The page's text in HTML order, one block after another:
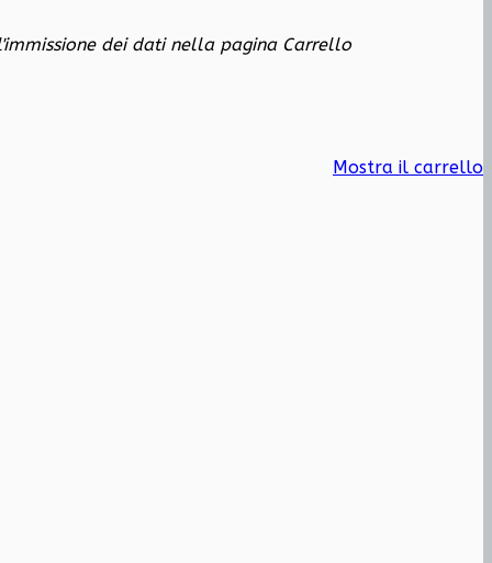
dei dati nella pagina Carrello
Mostra il carrello